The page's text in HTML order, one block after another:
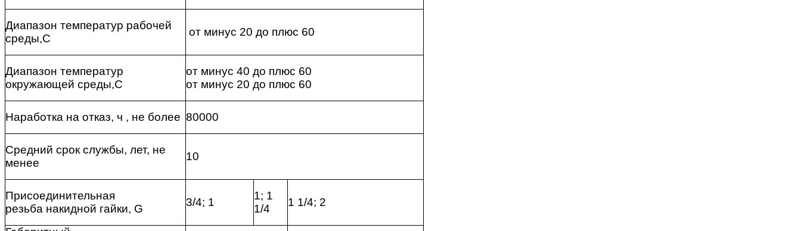
Диапазон температур рабочей
среды,С
от минус 20 до плюс 60
Диапазон температур
окружающей среды,С
от минус 40 до плюс 60
от минус 20 до плюс 60
Наработка на отказ, ч , не более 80000
Средний срок службы, лет, не
менее
10
Присоединительная
резьба накидной гайки, G
3/4; 1
1; 1
1/4
1 1/4; 2